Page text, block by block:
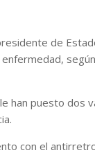
de
han puesto dos
con el